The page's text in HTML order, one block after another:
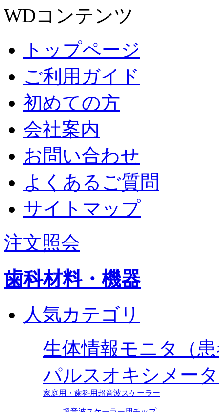
WDコンテンツ
トップページ
ご利用ガイド
初めての方
会社案内
お問い合わせ
よくあるご質問
サイトマップ
注文照会
歯科材料・機器
人気カテゴリ
生体情報モニタ（
パルスオキシメー
家庭用・歯科用超音波スケーラー